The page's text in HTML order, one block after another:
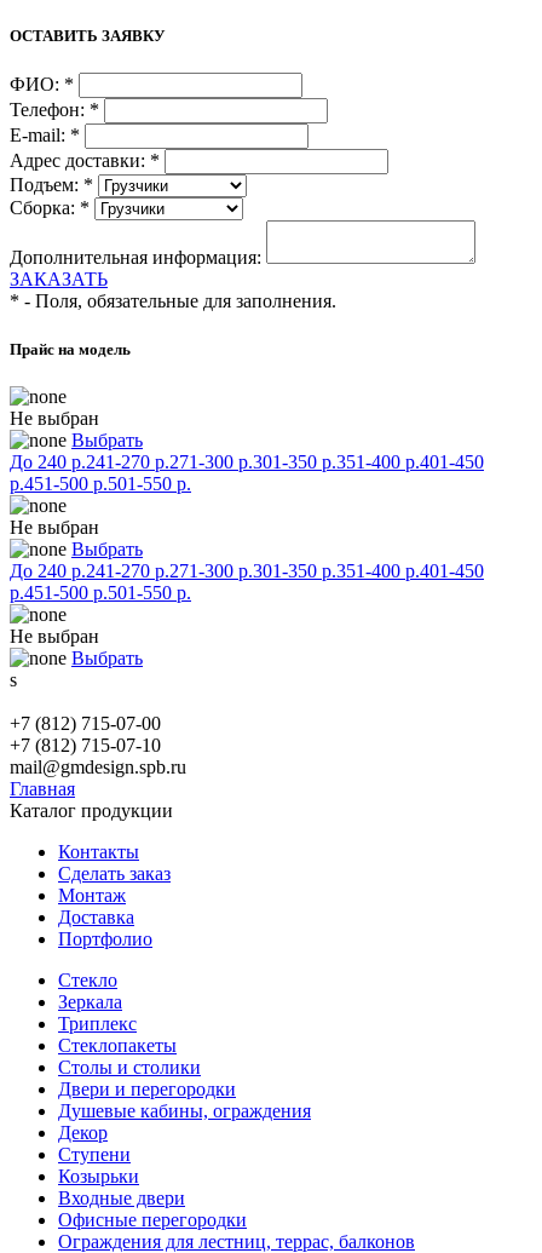
ОСТАВИТЬ ЗАЯВКУ
ФИО: *
Телефон: *
E-mail: *
Адрес доставки: *
Подъем: *
Сборка: *
Дополнительная информация:
ЗАКАЗАТЬ
* - Поля, обязательные для заполнения.
Прайс на модель
Не выбран
Выбрать
До 240 р.241-270 р.271-300 р.301-350 р.351-400 р.401-450
р.451-500 р.501-550 р.
Не выбран
Выбрать
До 240 р.241-270 р.271-300 р.301-350 р.351-400 р.401-450
р.451-500 р.501-550 р.
Не выбран
Выбрать
s
+7 (812) 715-07-00
+7 (812) 715-07-10
mail@gmdesign.spb.ru
Главная
Каталог продукции
Контакты
Сделать заказ
Монтаж
Доставка
Портфолио
Стекло
Зеркала
Триплекс
Стеклопакеты
Столы и столики
Двери и перегородки
Душевые кабины, ограждения
Декор
Ступени
Козырьки
Входные двери
Офисные перегородки
Ограждения для лестниц, террас, балконов